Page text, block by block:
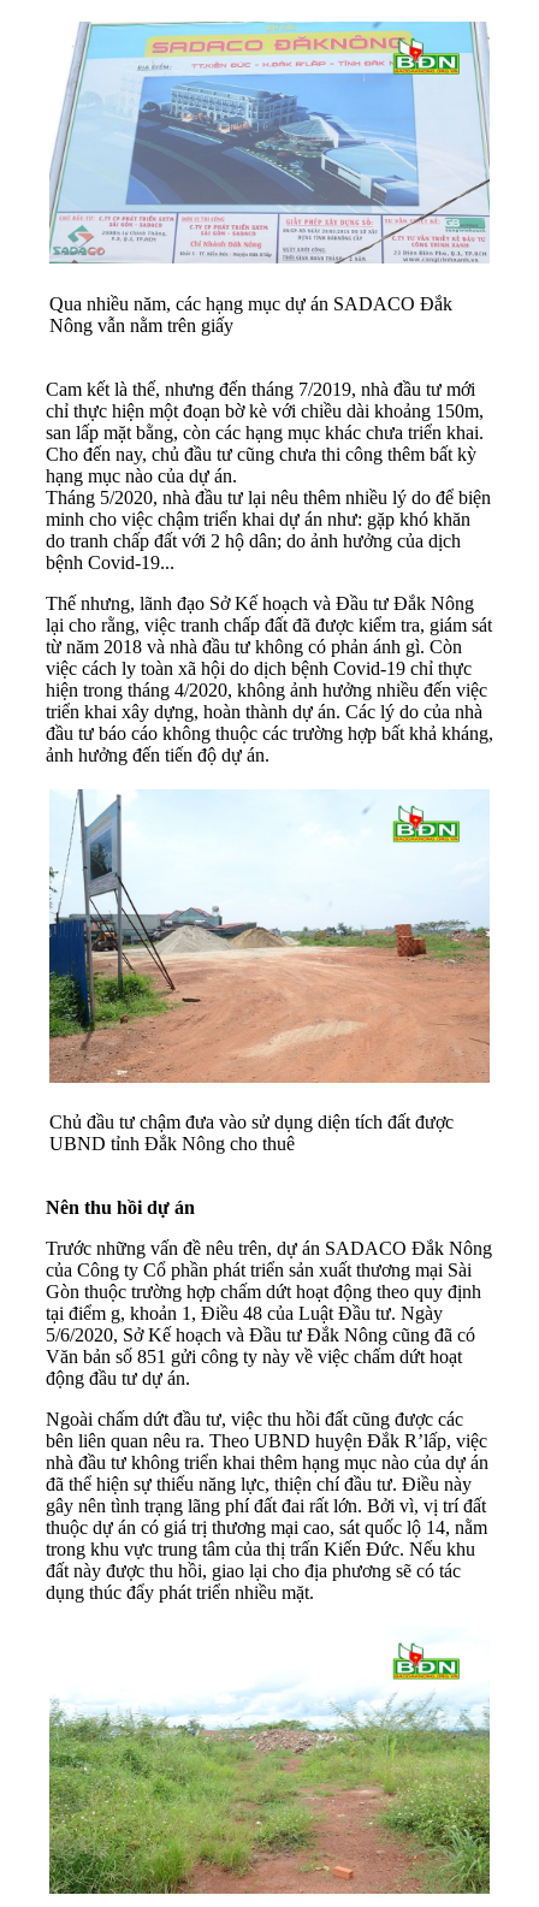
Qua nhiều năm, các hạng mục dự án SADACO Đắk
Nông vẫn nằm trên giấy
Cam kết là thế, nhưng đến tháng 7/2019, nhà đầu tư mới
chỉ thực hiện một đoạn bờ kè với chiều dài khoảng 150m,
san lấp mặt bằng, còn các hạng mục khác chưa triển khai.
Cho đến nay, chủ đầu tư cũng chưa thi công thêm bất kỳ
hạng mục nào của dự án.
Tháng 5/2020, nhà đầu tư lại nêu thêm nhiều lý do để biện
minh cho việc chậm triển khai dự án như: gặp khó khăn
do tranh chấp đất với 2 hộ dân; do ảnh hưởng của dịch
bệnh Covid-19...
Thế nhưng, lãnh đạo Sở Kế hoạch và Đầu tư Đắk Nông
lại cho rằng, việc tranh chấp đất đã được kiểm tra, giám sát
từ năm 2018 và nhà đầu tư không có phản ánh gì. Còn
việc cách ly toàn xã hội do dịch bệnh Covid-19 chỉ thực
hiện trong tháng 4/2020, không ảnh hưởng nhiều đến việc
triển khai xây dựng, hoàn thành dự án. Các lý do của nhà
đầu tư báo cáo không thuộc các trường hợp bất khả kháng,
ảnh hưởng đến tiến độ dự án.
Chủ đầu tư chậm đưa vào sử dụng diện tích đất được
UBND tỉnh Đắk Nông cho thuê
Nên thu hồi dự án
Trước những vấn đề nêu trên, dự án SADACO Đắk Nông
của Công ty Cổ phần phát triển sản xuất thương mại Sài
Gòn thuộc trường hợp chấm dứt hoạt động theo quy định
tại điểm g, khoản 1, Điều 48 của Luật Đầu tư. Ngày
5/6/2020, Sở Kế hoạch và Đầu tư Đắk Nông cũng đã có
Văn bản số 851 gửi công ty này về việc chấm dứt hoạt
động đầu tư dự án.
Ngoài chấm dứt đầu tư, việc thu hồi đất cũng được các
bên liên quan nêu ra. Theo UBND huyện Đắk R’lấp, việc
nhà đầu tư không triển khai thêm hạng mục nào của dự án
đã thể hiện sự thiếu năng lực, thiện chí đầu tư. Điều này
gây nên tình trạng lãng phí đất đai rất lớn. Bởi vì, vị trí đất
thuộc dự án có giá trị thương mại cao, sát quốc lộ 14, nằm
trong khu vực trung tâm của thị trấn Kiến Đức. Nếu khu
đất này được thu hồi, giao lại cho địa phương sẽ có tác
dụng thúc đẩy phát triển nhiều mặt.